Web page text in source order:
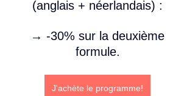
(anglais + néerlandais) :
formule.
J'achète le programme!